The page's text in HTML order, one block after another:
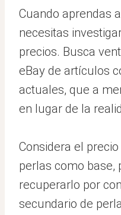
Cuando aprendas
necesitas
precios. Busca
eBay de artículos
actuales, que a
en lugar de la
Considera el
perlas como base,
recuperarlo por
secundario de